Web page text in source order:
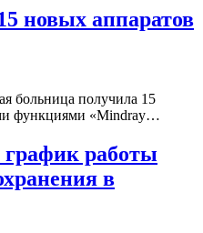
новых аппаратов
больница получила 15
функциями «Mindray…
работы
в